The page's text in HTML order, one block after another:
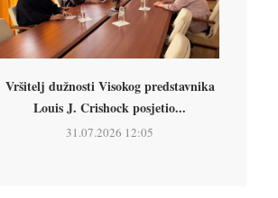
Vršitelj dužnosti Visokog predstavnika
Louis J. Crishock posjetio...
31.07.2026 12:05